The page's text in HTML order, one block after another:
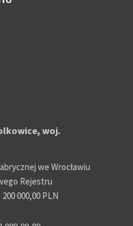
woj.
we Wrocławiu
Rejestru
000,00 PLN